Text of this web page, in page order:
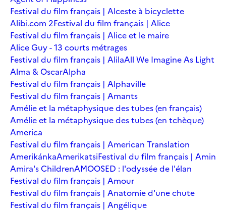
Festival du film français | Alceste à bicyclette
Alibi.com 2Festival du film français | Alice
Festival du film français | Alice et le maire
Alice Guy - 13 courts métrages
Festival du film français | AlilaAll We Imagine As Light
Alma & OscarAlpha
Festival du film français | Alphaville
Festival du film français | Amants
Amélie et la métaphysique des tubes (en français)
Amélie et la métaphysique des tubes (en tchèque)
America
Festival du film français | American Translation
AmerikánkaAmerikatsiFestival du film français | Amin
Amira's ChildrenAMOOSED : l'odyssée de l'élan
Festival du film français | Amour
Festival du film français | Anatomie d'une chute
Festival du film français | Angélique